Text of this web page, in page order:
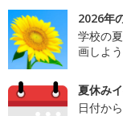
2026年
学校の
画しよう
夏休み
日付か